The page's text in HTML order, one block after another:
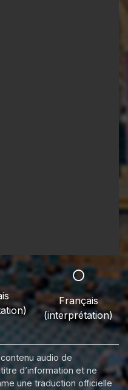
Français
(interprétation)
audio de
d’information et ne
une traduction officielle